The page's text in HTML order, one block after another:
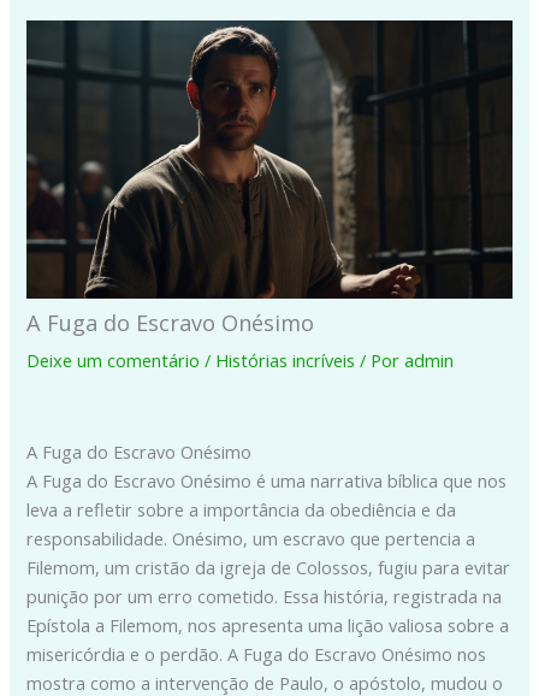
A Fuga do Escravo Onésimo
Deixe um comentário / Histórias incríveis / Poradmin
A Fuga do Escravo Onésimo
A Fuga do Escravo Onésimo é uma narrativa bíblica que nos
leva a refletir sobre a importância da obediência e da
responsabilidade. Onésimo, um escravo que pertencia a
Filemom, um cristão da igreja de Colossos, fugiu para evitar
punição por um erro cometido. Essa história, registrada na
Epístola a Filemom, nos apresenta uma lição valiosa sobre a
misericórdia e o perdão. A Fuga do Escravo Onésimo nos
mostra como a intervenção de Paulo, o apóstolo, mudou o